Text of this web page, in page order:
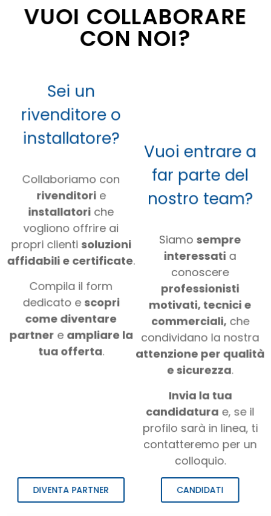
VUOI COLLABORARE
CON NOI?
Sei un
rivenditore o
installatore?
Collaboriamo con
rivenditorie
installatori che
vogliono offrire ai
propri clienti soluzioni
affidabili e certificate.
Compila il form
dedicato e scopri
come diventare
partnere ampliare la
tua offerta.
DIVENTA PARTNER
Vuoi entrare a
far parte del
nostro team?
Siamo sempre
interessati a
conoscere
professionisti
motivati, tecnici e
commerciali, che
condividano la nostra
attenzione per qualità
e sicurezza.
Invia la tua
candidatura e, se il
profilo sarà in linea, ti
contatteremo per un
colloquio.
CANDIDATI